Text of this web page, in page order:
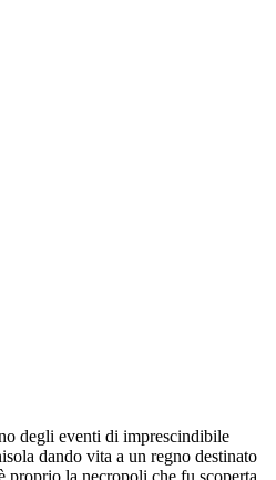
degli eventi di imprescindibile
dando vita a un regno destinato
proprio la necropoli che fu scoperta